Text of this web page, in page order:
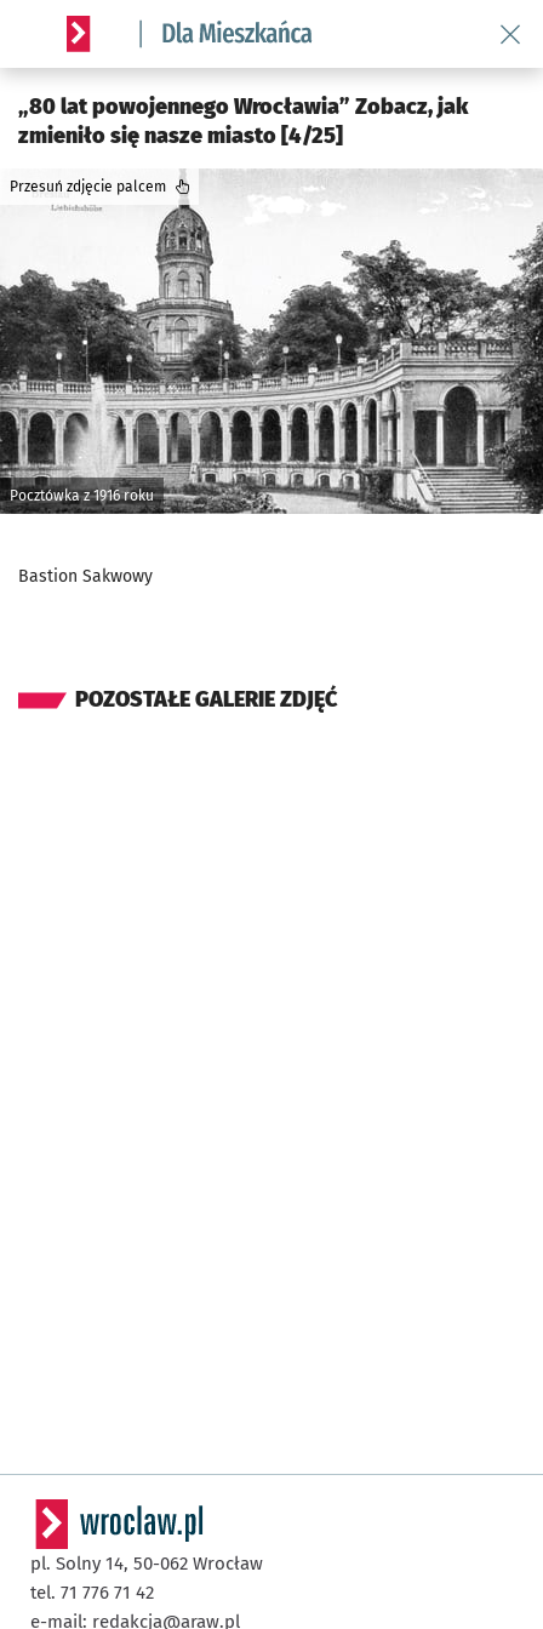
Serwis informacyjny wroclaw.pl podserwis: Dla mieszkańca
„80 lat powojennego Wrocławia” Zobacz, jak
zmieniło się nasze miasto [4/25]
Pocztówka z 1916 roku
Przesuń zdjęcie palcem
Bastion Sakwowy
POZOSTAŁE GALERIE ZDJĘĆ
pl. Solny 14, 50-062 Wrocław
tel. 71 776 71 42
e-mail: redakcja@araw.pl